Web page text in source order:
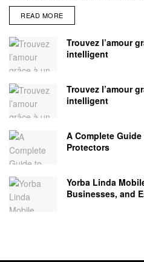
READ MORE
Trouvez l’amour
intelligent
Trouvez l’amour
intelligent
A Complete
Protectors
Yorba Linda
Businesses, and